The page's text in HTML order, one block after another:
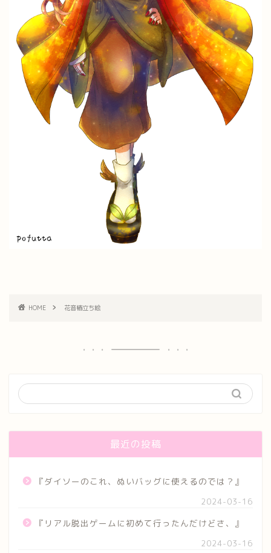
HOME 花音椿立ち絵
最近の投稿
『ダイソーのこれ、ぬいバッグに使えるのでは？』
2024-03-16
『リアル脱出ゲームに初めて行ったんだけどさ、』
2024-03-16